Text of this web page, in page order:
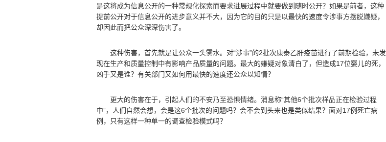
是这将成为信息公开的一种常规化探索而要求进展过程中就要做到随时公开？如果是前者，这种
提前公开对于信息公开的进步意义并不大，因为它的目的只是以最快的速度令涉事方摆脱嫌疑，
却因此而把公众深深伤害了。
这种伤害，首先就是让公众一头雾水。对“涉事”的2批次康泰乙肝疫苗进行了前期检验，未发
现在生产和质量控制中有影响产品质量的问题。最大的嫌疑对象清白了，但造成17位婴儿的死，
凶手又是谁？有关部门又如何用最快的速度还公众以知情？
更大的伤害在于，引起人们的不安乃至恐惧情绪。消息称“其他6个批次样品正在检验过程
中”，人们自然会想，会是这6个批次的问题吗？会不会到头来也是类似结果？面对17例死亡病
例，只有这样一种单一的调查检验模式吗？